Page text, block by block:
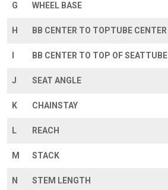
G WHEEL BASE
H BB CENTER TO TOPTUBE CENTER
BB CENTER TO TOP OF SEATTUBE
J SEAT ANGLE
K CHAINSTAY
L REACH
M STACK
N STEM LENGTH